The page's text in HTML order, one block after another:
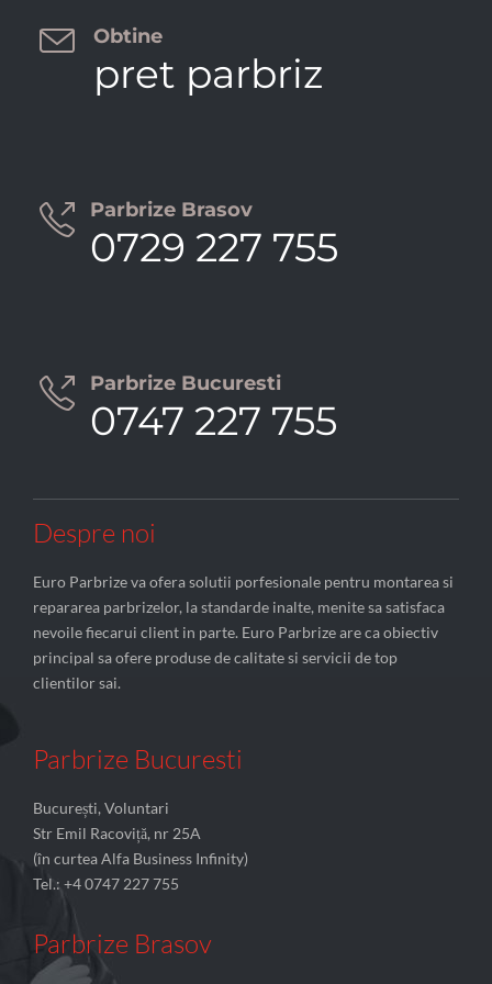
 Obtine
pret parbriz
 Parbrize Brasov
0729 227 755
 Parbrize Bucuresti
0747 227 755
Despre noi
Euro Parbrize va ofera solutii porfesionale pentru montarea si
repararea parbrizelor, la standarde inalte, menite sa satisfaca
nevoile fiecarui client in parte. Euro Parbrize are ca obiectiv
principal sa ofere produse de calitate si servicii de top
clientilor sai.
Parbrize Bucuresti
București, Voluntari
Str Emil Racoviță, nr 25A
(în curtea Alfa Business Infinity)
Tel.: +4 0747 227 755
Parbrize Brasov